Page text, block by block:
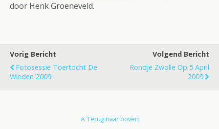
door Henk Groeneveld.
Vorig Bericht
Fotosessie Toertocht De
Wieden 2009
Volgend Bericht
Rondje Zwolle Op 5 April
2009
Terug naar boven